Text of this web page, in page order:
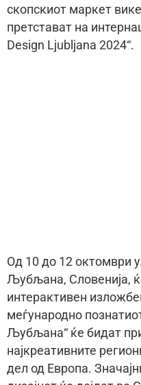
скопскиот маркет
претстават на
Design Ljubljana 2024“.
Од 10 до 12 октомври
Љубљана, Словенија,
интерактивен
меѓународно
Љубљана“ ќе бидат
најкреaтивните
дел од Европа.